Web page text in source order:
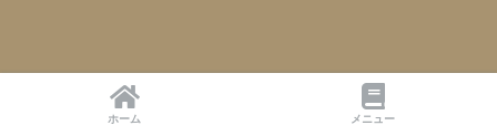
ホーム メニュー